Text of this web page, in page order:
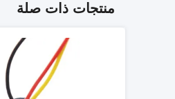
منتجات ذات صلة